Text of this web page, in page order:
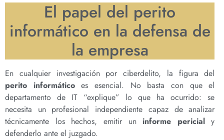
El papel del perito
informático en la defensa de
la empresa
En cualquier investigación por ciberdelito, la figura del
perito informáticoes esencial. No basta con que el
departamento de IT “explique” lo que ha ocurrido: se
necesita un profesional independiente capaz de analizar
técnicamente los hechos, emitir un informe pericialy
defenderlo ante el juzgado.